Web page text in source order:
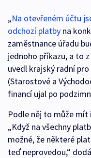
„Na otevřeném účtu
odchozí platby na
zaměstnance úřadu
jednoho příkazu, a to
uvedl krajský radní
(Starostové a
financí ujal po
Podle něj to může
„Když na všechny
možné, že některé
teď neprovedou,“